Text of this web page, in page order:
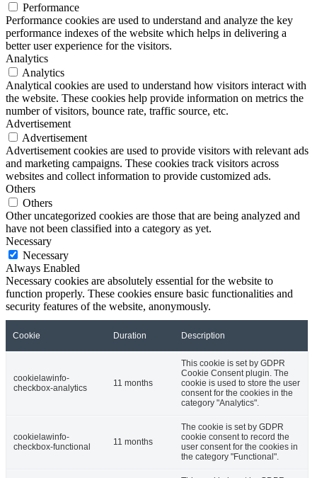
Performance
Performance cookies are used to understand and analyze the key
performance indexes of the website which helps in delivering a
better user experience for the visitors.
Analytics
Analytics
Analytical cookies are used to understand how visitors interact with
the website. These cookies help provide information on metrics the
number of visitors, bounce rate, traffic source, etc.
Advertisement
Advertisement
Advertisement cookies are used to provide visitors with relevant ads
and marketing campaigns. These cookies track visitors across
websites and collect information to provide customized ads.
Others
Others
Other uncategorized cookies are those that are being analyzed and
have not been classified into a category as yet.
Necessary
Necessary
Always Enabled
Necessary cookies are absolutely essential for the website to
function properly. These cookies ensure basic functionalities and
security features of the website, anonymously.
Cookie Duration Description
cookielawinfo-
checkbox-analytics
11 months
This cookie is set by GDPR
Cookie Consent plugin. The
cookie is used to store the user
consent for the cookies in the
category "Analytics".
cookielawinfo-
checkbox-functional
11 months
The cookie is set by GDPR
cookie consent to record the
user consent for the cookies in
the category "Functional".